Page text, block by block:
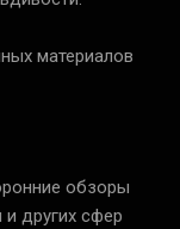
материалов
обзоры
других сфер